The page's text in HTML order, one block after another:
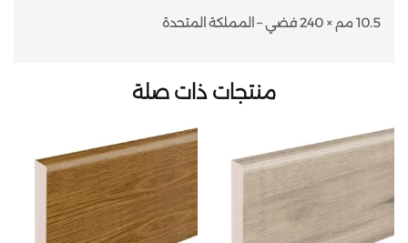
10.5 مم × 240 فضي – المملكة المتحدة
منتجات ذات صلة